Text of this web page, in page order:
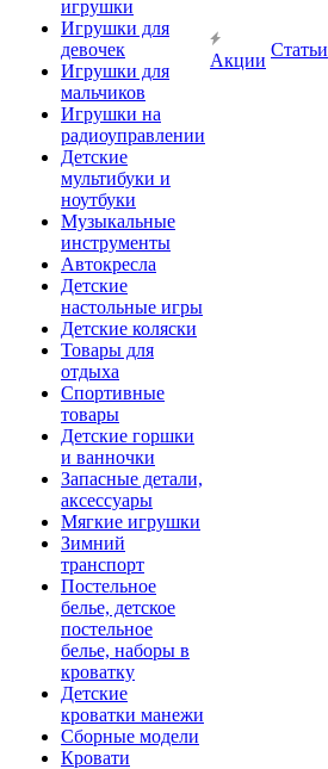
игрушки
Игрушки для
девочек
Игрушки для
мальчиков
Игрушки на
радиоуправлении
Детские
мультибуки и
ноутбуки
Музыкальные
инструменты
Автокресла
Детские
настольные игры
Детские коляски
Товары для
отдыха
Спортивные
товары
Детские горшки
и ванночки
Запасные детали,
аксессуары
Мягкие игрушки
Зимний
транспорт
Постельное
белье, детское
постельное
белье, наборы в
кроватку
Детские
кроватки манежи
Сборные модели
Кровати
Акции
Статьи